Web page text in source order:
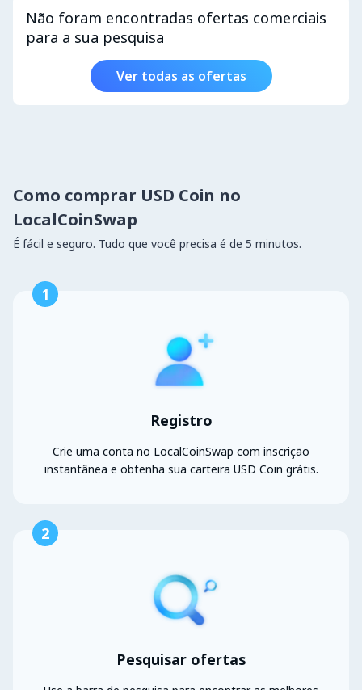
Não foram encontradas ofertas comerciais
para a sua pesquisa
Ver todas as ofertas
Como comprar USD Coin no
LocalCoinSwap
É fácil e seguro. Tudo que você precisa é de 5 minutos.
1
Registro
Crie uma conta no LocalCoinSwap com inscrição
instantânea e obtenha sua carteira USD Coin grátis.
2
Pesquisar ofertas